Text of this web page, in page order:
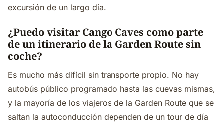
excursión de un largo día.
¿Puedo visitar Cango Caves como parte
de un itinerario de la Garden Route sin
coche?
Es mucho más difícil sin transporte propio. No hay
autobús público programado hasta las cuevas mismas,
y la mayoría de los viajeros de la Garden Route que se
saltan la autoconducción dependen de un tour de día